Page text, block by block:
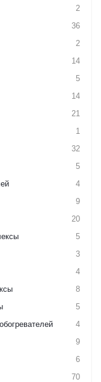
2
36
2
14
5
14
21
1
32
5
4
9
20
5
3
4
8
5
4
9
6
70